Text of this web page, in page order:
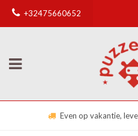
+32475660652
Even op vakantie,